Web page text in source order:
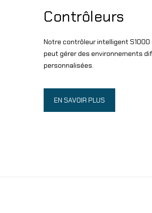
Contrôleurs
Notre contrôleur intelligent
peut gérer des environnements
personnalisées.
EN SAVOIR PLUS